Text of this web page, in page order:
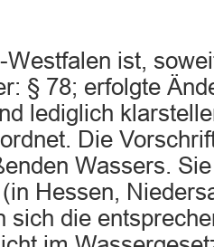
Westfalen ist,
§ 78; erfolgte
lediglich
Die
Wassers.
Hessen,
sich die